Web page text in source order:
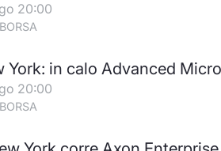
20:00
York: in calo Advanced
20:00